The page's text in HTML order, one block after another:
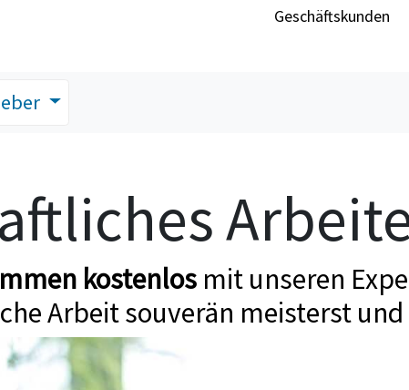
Geschäftskunden
kostenlos mit unseren
Arbeit souverän meisterst